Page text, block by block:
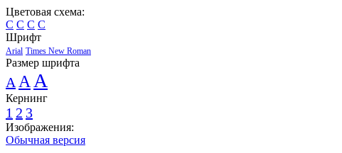
Цветовая схема:
C C C C
Шрифт
Arial Times New Roman
Размер шрифта
A A A
Кернинг
1 2 3
Изображения:
Обычная версия